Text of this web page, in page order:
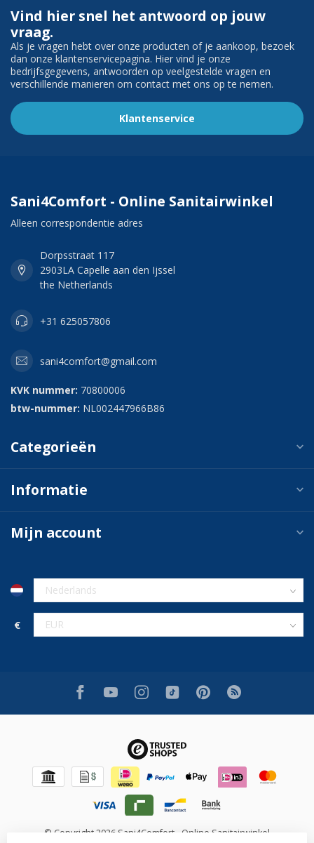
Vind hier snel het antwoord op jouw
vraag.
Als je vragen hebt over onze producten of je aankoop, bezoek
dan onze klantenservicepagina. Hier vind je onze
bedrijfsgegevens, antwoorden op veelgestelde vragen en
verschillende manieren om contact met ons op te nemen.
Klantenservice
Sani4Comfort - Online Sanitairwinkel
Alleen correspondentie adres
Dorpsstraat 117
2903LA Capelle aan den Ijssel
the Netherlands
+31 625057806
sani4comfort@gmail.com
KVK nummer: 70800006
btw-nummer: NL002447966B86
Categorieën
Informatie
Mijn account
€
© Copyright 2026 Sani4Comfort - Online Sanitairwinkel